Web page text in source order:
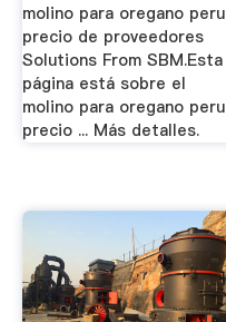
molino para oregano peru
precio de proveedores
Solutions From SBM.Esta
página está sobre el
molino para oregano peru
precio ... Más detalles.